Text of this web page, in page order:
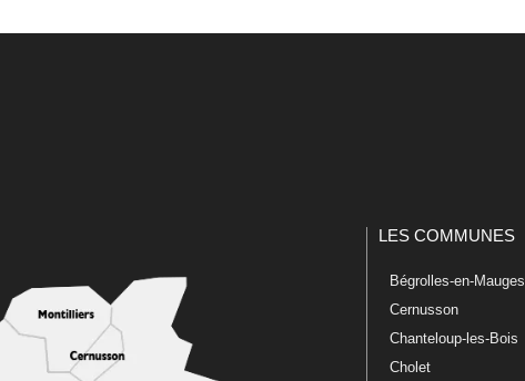
LES COMMUNES
Bégrolles-en-Mauges
Cernusson
Chanteloup-les-Bois
Cholet